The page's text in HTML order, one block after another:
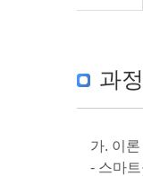
과
가. 이론
- 스마